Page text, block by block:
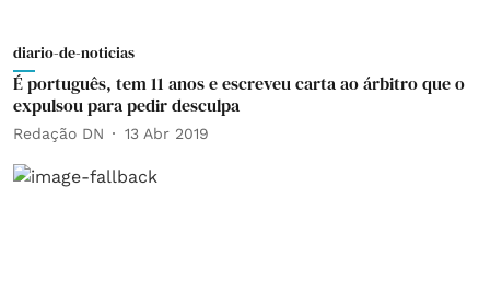
diario-de-noticias
É português, tem 11 anos e escreveu carta ao árbitro que o
expulsou para pedir desculpa
Redação DN 13 Abr 2019